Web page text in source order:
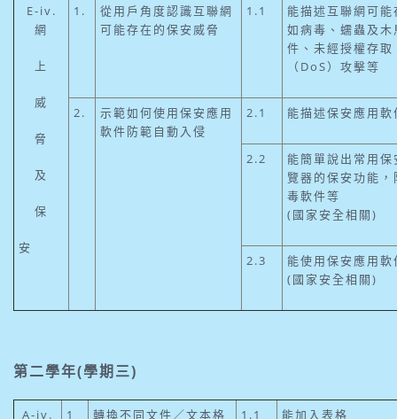
E-iv.
網
上
威
脅
及
保
安
1.
從用戶角度認識互聯網
可能存在的保安威脅
1.1
能描述互聯網可
如病毒、蠕蟲及
件、未經授權存
（DoS）攻擊等
2.
示範如何使用保安應用
軟件防範自動入侵
2.1 能描述保安應用
2.2
能簡單說出常用
覽器的保安功能
毒軟件等
(國家安全相關)
2.3
能使用保安應用
(國家安全相關)
第二學年(學期三)
A-iv. 1
轉換不同文件／文本格
1.1 能加入表格